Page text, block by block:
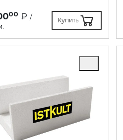
00 ₽ /
Купить